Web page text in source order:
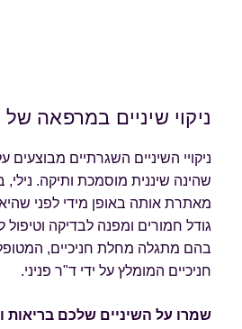
ניקוי שיניים במרפאה של
ניקויי השיניים השגרתיים מבוצעים
שהינה שיננית מוסמכת ותיקה.
מאתרת אותה באופן מידי לפני
גודל חמורים ומפנה לבדיקה וטיפול
בהם מתגלה מחלת חניכיים,
חניכיים המומלץ על ידי ד"ר פניני.
שמרו על השיניים שלכם בריאות